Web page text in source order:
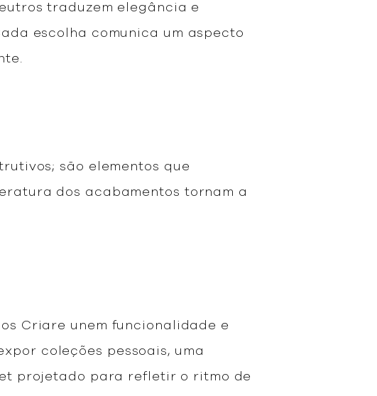
traduzem elegância e
escolha comunica um aspecto
são elementos que
dos acabamentos tornam a
Criare unem funcionalidade e
coleções pessoais, uma
projetado para refletir o ritmo de